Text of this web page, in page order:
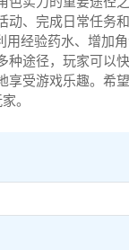
动、完成日常任务
用经验药水、增加
种途径，玩家可以
享受游戏乐趣。希
。